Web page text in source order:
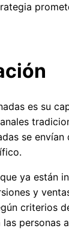
es su
se
ya están
y
criterios
personas